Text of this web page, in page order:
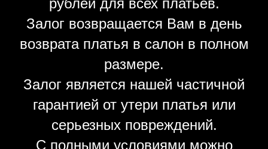
рублей для всех платьев.
Залог возвращается Вам в день
возврата платья в салон в полном
размере.
Залог является нашей частичной
гарантией от утери платья или
серьезных повреждений.
С полными условиями можно